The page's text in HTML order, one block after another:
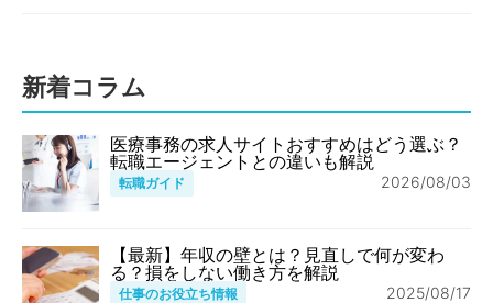
新着コラム
医療事務の求人サイトおすすめはどう選ぶ？
転職エージェントとの違いも解説
転職ガイド 2026/08/03
【最新】年収の壁とは？見直しで何が変わ
る？損をしない働き方を解説
仕事のお役立ち情報 2025/08/17